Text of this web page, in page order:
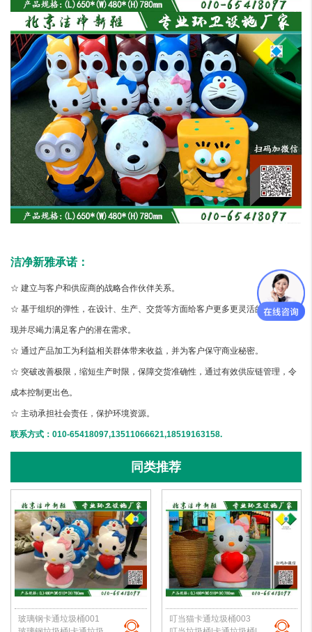
洁净新雅承诺：
☆ 建立与客户和供应商的战略合作伙伴关系。
☆ 基于组织的弹性，在设计、生产、交货等方面给客户更多更灵活的选择，发
现并尽竭力满足客户的潜在需求。
☆ 通过产品加工为利益相关群体带来收益，并为客户保守商业秘密。
☆ 突破改善极限，缩短生产时限，保障交货准确性，通过有效供应链管理，令
成本控制更出色。
☆ 主动承担社会责任，保护环境资源。
联系方式：010-65418097,13511066621,18519163158.
同类推荐
玻璃钢卡通垃圾桶001
叮当猫卡通垃圾桶003